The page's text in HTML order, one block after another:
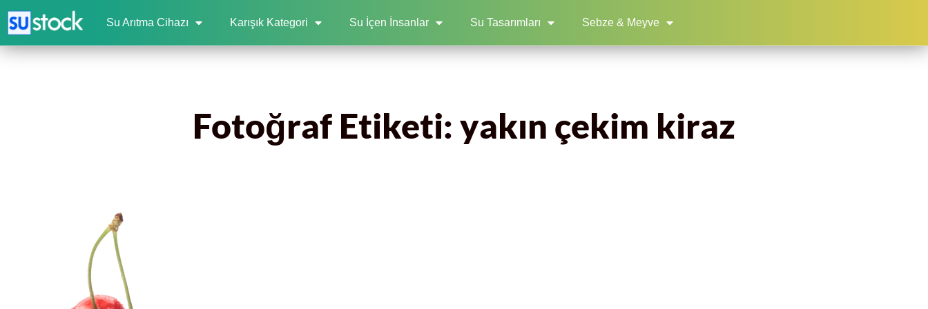
Su Arıtma Cihazı Karışık Kategori Su İçen İnsanlar Su Tasarımları Sebze & Meyve
Fotoğraf Etiketi: yakın çekim kiraz